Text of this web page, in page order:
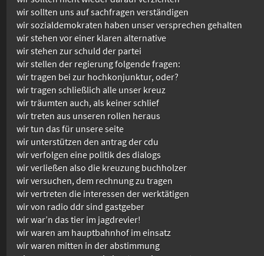
wir sollten uns auf sachfragen verständigen
wir sozialdemokraten haben unser versprechen gehalten
wir stehen vor einer klaren alternative
wir stehen zur schuld der partei
wir stellen der regierung folgende fragen:
wir tragen bei zur hochkonjunktur, oder?
wir tragen schließlich alle unser kreuz
wir träumten auch, als keiner schlief
wir treten aus unseren rollen heraus
wir tun das für unsere seite
wir unterstützen den antrag der cdu
wir verfolgen eine politik des dialogs
wir verließen also die kreuzung buchholzer
wir versuchen, dem rechnung zu tragen
wir vertreten die interessen der werktätigen
wir von radio ddr sind gastgeber
wir war’n das tier im jagdrevier!
wir waren am hauptbahnhof im einsatz
wir waren mitten in der abstimmung